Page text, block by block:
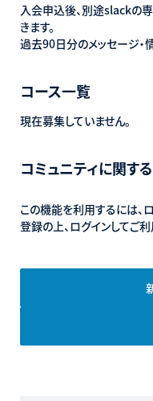
入会申込後、別途slackの
きます。
過去90日分のメッセージ・
コース一覧
現在募集していません。
コミュニティに関す
この機能を利用するには、
登録の上、ログインしてご利